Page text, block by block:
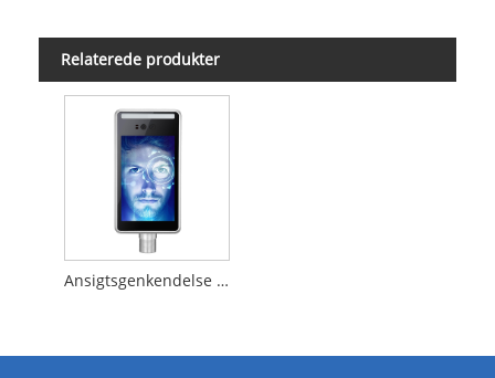
Relaterede produkter
Ansigtsgenkendelse terminalmaskine